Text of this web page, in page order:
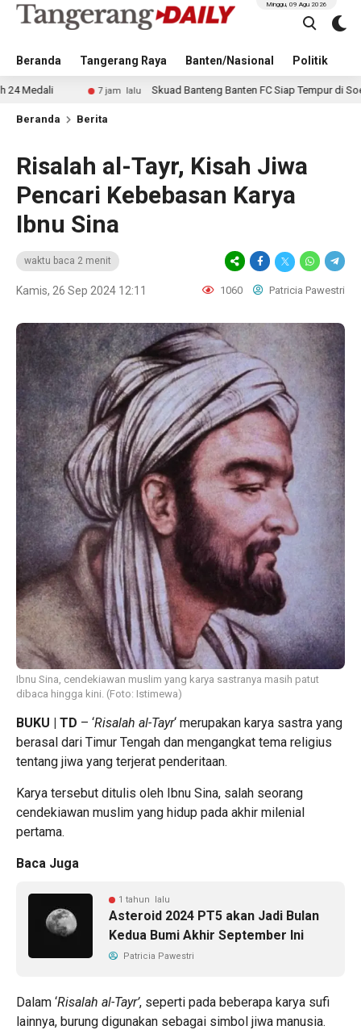
Beranda Tangerang Raya Banten/Nasional Politik
Minggu, 09 Agu 2026
7 jam lalu Skuad Banteng Banten FC Siap Tempur di Soekarno
Beranda Berita
Risalah al-Tayr, Kisah Jiwa
Pencari Kebebasan Karya
Ibnu Sina
waktu baca 2 menit
Kamis, 26 Sep 2024 12:11 1060 Patricia Pawestri
Ibnu Sina, cendekiawan muslim yang karya sastranya masih patut
dibaca hingga kini. (Foto: Istimewa)
BUKU | TD – ‘Risalah al-Tayr‘ merupakan karya sastra yang
berasal dari Timur Tengah dan mengangkat tema religius
tentang jiwa yang terjerat penderitaan.
Karya tersebut ditulis oleh Ibnu Sina, salah seorang
cendekiawan muslim yang hidup pada akhir milenial
pertama.
Baca Juga
1 tahun lalu
Asteroid 2024 PT5 akan Jadi Bulan
Kedua Bumi Akhir September Ini
Patricia Pawestri
Dalam ‘Risalah al-Tayr’, seperti pada beberapa karya sufi
lainnya, burung digunakan sebagai simbol jiwa manusia.